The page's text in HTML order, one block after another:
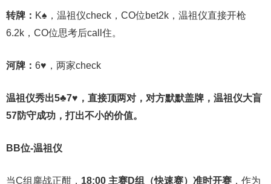
转牌： K♠，温祖仪check，CO位bet2k，温祖仪直接开枪
6.2k，CO位思考后call住。
河牌： 6♥，两家check
温祖仪秀出5♣7♥，直接顶两对，对方默默盖牌，温祖仪大盲
57防守成功，打出不小的价值。
BB位-温祖仪
当C组鏖战正酣， 18:00 主赛D组（快速赛）准时开赛 ，作为